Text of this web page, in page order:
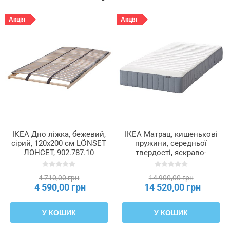
Акція
ІКЕА Дно ліжка, бежевий,
сірий, 120x200 см LÖNSET
ЛОНСЕТ, 902.787.10
4 710,00 грн
4 590,00 грн
У КОШИК
Акція
ІКЕА Матрац, кишенькові
пружини, середньої
твердості, яскраво-
блакитний, 120x200 см
14 900,00 грн
14 520,00 грн
У КОШИК